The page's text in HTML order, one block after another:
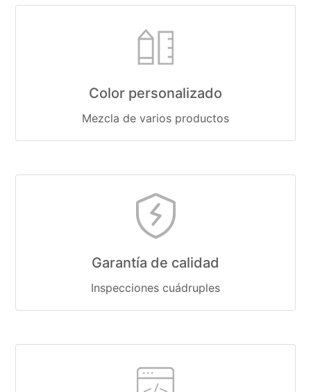
Color personalizado
Mezcla de varios productos
Garantía de calidad
Inspecciones cuádruples